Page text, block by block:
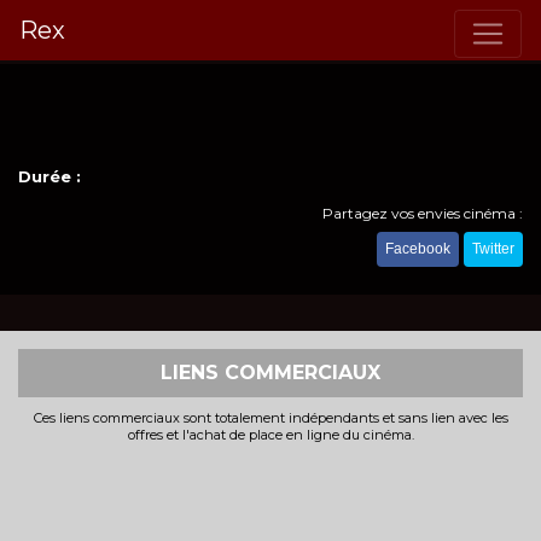
Rex
Durée :
Partagez vos envies cinéma :
Facebook Twitter
LIENS COMMERCIAUX
Ces liens commerciaux sont totalement indépendants et sans lien avec les
offres et l'achat de place en ligne du cinéma.